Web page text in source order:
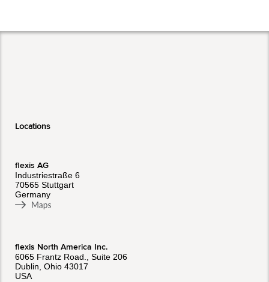
Locations
flexis AG
Industriestraße 6
70565 Stuttgart
Germany
flexis North America Inc.
6065 Frantz Road., Suite 206
Dublin, Ohio 43017
USA